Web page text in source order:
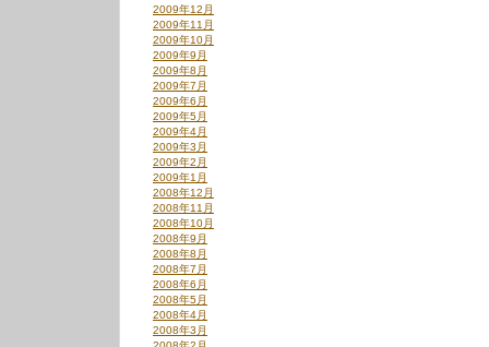
2009年12月
2009年11月
2009年10月
2009年9月
2009年8月
2009年7月
2009年6月
2009年5月
2009年4月
2009年3月
2009年2月
2009年1月
2008年12月
2008年11月
2008年10月
2008年9月
2008年8月
2008年7月
2008年6月
2008年5月
2008年4月
2008年3月